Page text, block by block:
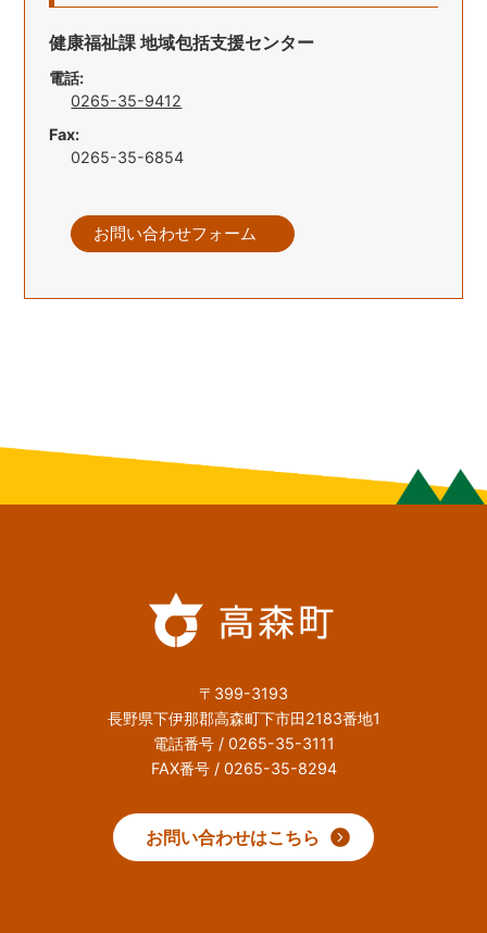
健康福祉課 地域包括支援センター
電話:
0265-35-9412
Fax:
0265-35-6854
お問い合わせフォーム
〒399-3193
長野県下伊那郡高森町下市田2183番地1
電話番号 / 0265-35-3111
FAX番号 / 0265-35-8294
お問い合わせはこちら